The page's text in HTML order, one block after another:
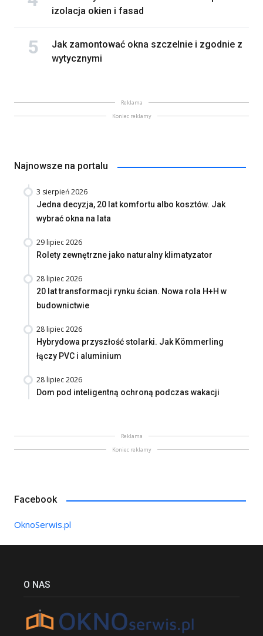
izolacja okien i fasad
Jak zamontować okna szczelnie i zgodnie z
wytycznymi
Reklama
Koniec reklamy
Najnowsze na portalu
3 sierpień 2026
Jedna decyzja, 20 lat komfortu albo kosztów. Jak
wybrać okna na lata
29 lipiec 2026
Rolety zewnętrzne jako naturalny klimatyzator
28 lipiec 2026
20 lat transformacji rynku ścian. Nowa rola H+H w
budownictwie
28 lipiec 2026
Hybrydowa przyszłość stolarki. Jak Kömmerling
łączy PVC i aluminium
28 lipiec 2026
Dom pod inteligentną ochroną podczas wakacji
Reklama
Koniec reklamy
Facebook
OknoSerwis.pl
O NAS